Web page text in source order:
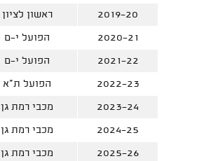
2019-20 ראשון לציון
2020-21 הפועל י-ם
2021-22 הפועל י-ם
2022-23 הפועל ת"א
2023-24 מכבי רמת גן
2024-25 מכבי רמת גן
2025-26 מכבי רמת גן